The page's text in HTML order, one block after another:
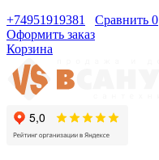
+74951919381
Сравнить 0
Оформить заказ
Корзина